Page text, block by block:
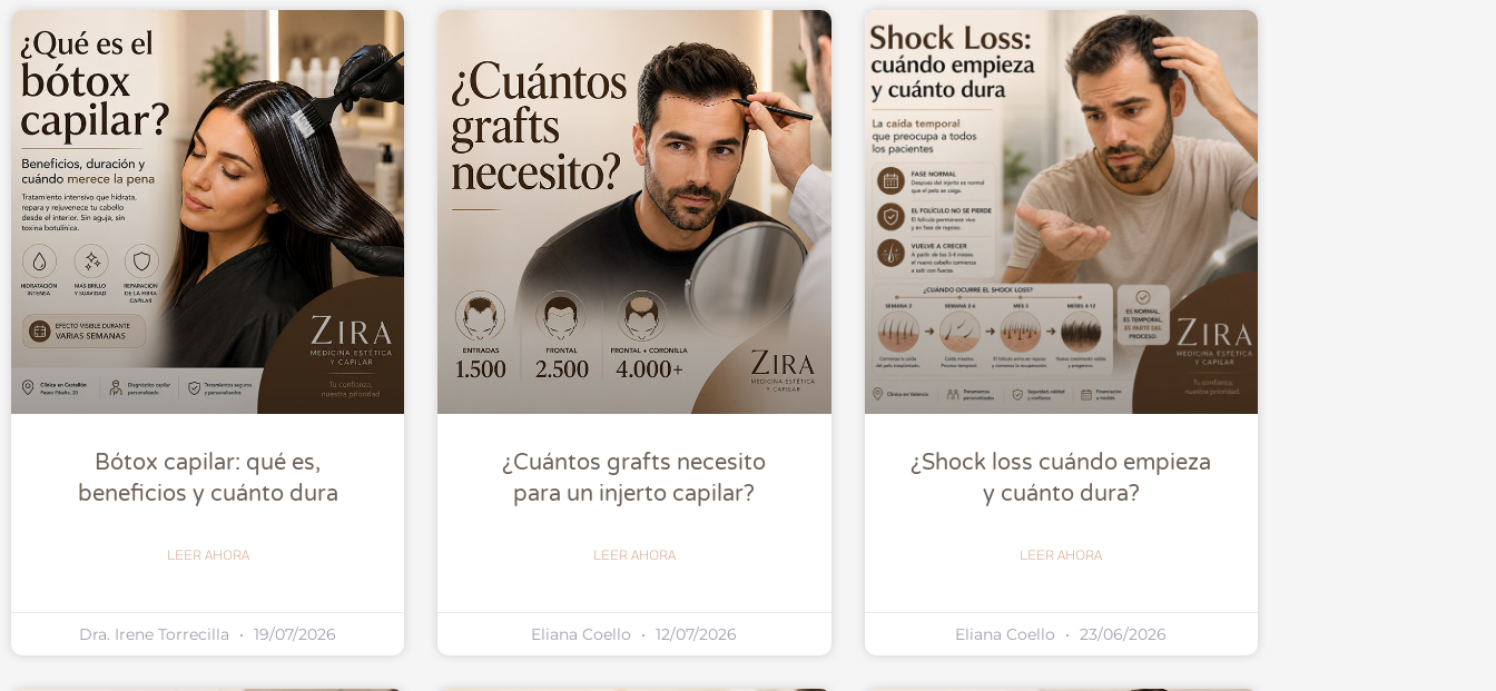
Bótox capilar: qué es,
beneficios y cuánto dura
LEER AHORA
Dra. Irene Torrecilla 19/07/2026
¿Cuántos grafts necesito
para un injerto capilar?
LEER AHORA
Eliana Coello 12/07/2026
¿Shock loss cuándo empieza
y cuánto dura?
LEER AHORA
Eliana Coello 23/06/2026